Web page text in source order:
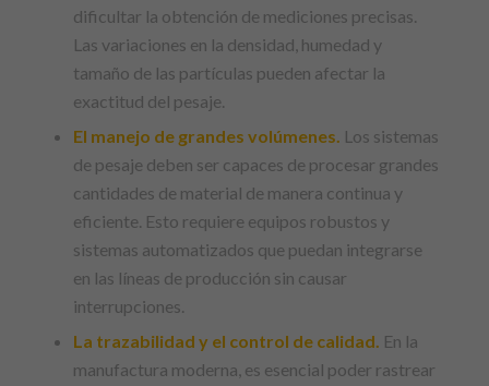
dificultar la obtención de mediciones precisas.
Las variaciones en la densidad, humedad y
tamaño de las partículas pueden afectar la
exactitud del pesaje.
El manejo de grandes volúmenes. Los sistemas
de pesaje deben ser capaces de procesar grandes
cantidades de material de manera continua y
eficiente. Esto requiere equipos robustos y
sistemas automatizados que puedan integrarse
en las líneas de producción sin causar
interrupciones.
La trazabilidad y el control de calidad. En la
manufactura moderna, es esencial poder rastrear